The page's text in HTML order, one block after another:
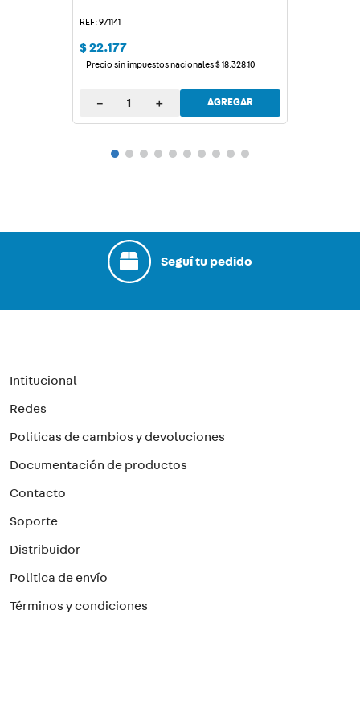
Dimensiones: 8,2 × 3,8 × 12,2 cm
REF: 971141
$22.177
Precio sin impuestos nacionales$18 328,10
＋
－ AGREGAR
Seguí tu pedido
Intitucional
Redes
Politicas de cambios y devoluciones
Documentación de productos
Contacto
Soporte
Distribuidor
Politica de envío
Términos y condiciones